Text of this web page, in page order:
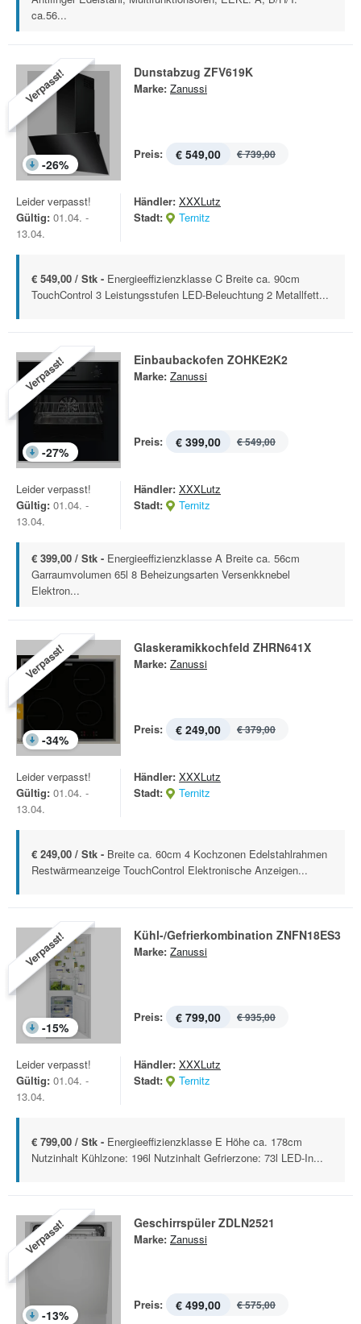
ca.56...
Verpasst!
-26%
Dunstabzug ZFV619K
Marke: Zanussi
Preis: € 549,00 € 739,00
Leider verpasst!
Gültig: 01.04. -
13.04.
Händler: XXXLutz
Stadt:
Ternitz
€ 549,00 / Stk - Energieeffizienzklasse C Breite ca. 90cm
TouchControl 3 Leistungsstufen LED-Beleuchtung 2 Metallfett...
Verpasst!
-27%
Einbaubackofen ZOHKE2K2
Marke: Zanussi
Preis: € 399,00 € 549,00
Leider verpasst!
Gültig: 01.04. -
13.04.
Händler: XXXLutz
Stadt:
Ternitz
€ 399,00 / Stk - Energieeffizienzklasse A Breite ca. 56cm
Garraumvolumen 65l 8 Beheizungsarten Versenkknebel
Elektron...
Verpasst!
-34%
Glaskeramikkochfeld ZHRN641X
Marke: Zanussi
Preis: € 249,00 € 379,00
Leider verpasst!
Gültig: 01.04. -
13.04.
Händler: XXXLutz
Stadt:
Ternitz
€ 249,00 / Stk - Breite ca. 60cm 4 Kochzonen Edelstahlrahmen
Restwärmeanzeige TouchControl Elektronische Anzeigen...
Verpasst!
-15%
Kühl-/Gefrierkombination ZNFN18ES3
Marke: Zanussi
Preis: € 799,00 € 935,00
Leider verpasst!
Gültig: 01.04. -
13.04.
Händler: XXXLutz
Stadt:
Ternitz
€ 799,00 / Stk - Energieeffizienzklasse E Höhe ca. 178cm
Nutzinhalt Kühlzone: 196l Nutzinhalt Gefrierzone: 73l LED-In...
Verpasst!
-13%
Geschirrspüler ZDLN2521
Marke: Zanussi
Preis: € 499,00 € 575,00